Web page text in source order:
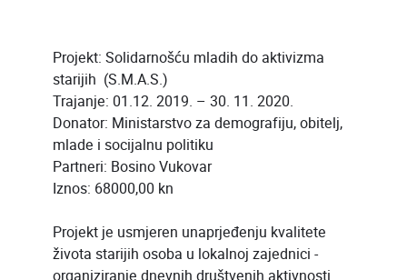
Projekt: Solidarnošću mladih do aktivizma
starijih (S.M.A.S.)
Trajanje: 01.12. 2019. – 30. 11. 2020.
Donator: Ministarstvo za demografiju, obitelj,
mlade i socijalnu politiku
Partneri: Bosino Vukovar
Iznos: 68000,00 kn
Projekt je usmjeren unaprjeđenju kvalitete
života starijih osoba u lokalnoj zajednici -